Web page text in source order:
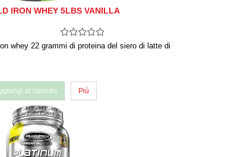
IRON WHEY 5LBS VANILLA
whey 22 grammi di proteina del siero di latte di
al carrello Più